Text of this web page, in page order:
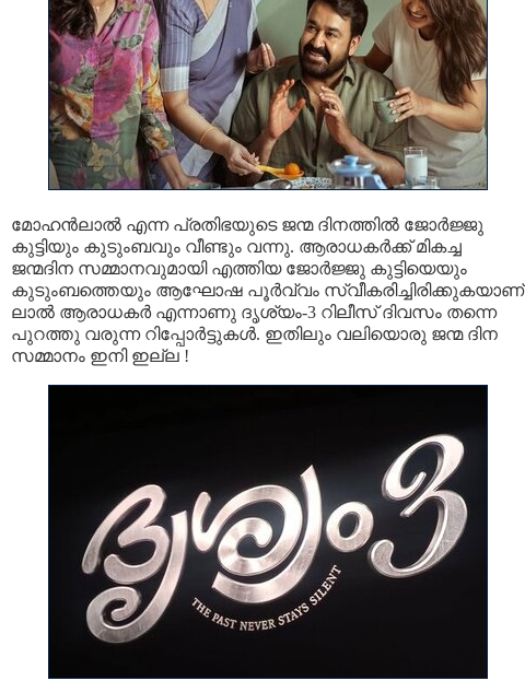
മോഹൻലാൽ എന്ന പ്രതിഭയുടെ ജന്മ ദിനത്തിൽ ജോർജ്ജു
കുട്ടിയും കുടുംബവും വീണ്ടും വന്നു. ആരാധകർക്ക് മികച്ച
ജന്മദിന സമ്മാനവുമായി എത്തിയ ജോർജ്ജു കുട്ടിയെയും
കുടുംബത്തെയും ആഘോഷ പൂർവ്വം സ്വീകരിച്ചിരിക്കുകയാണ്
ലാൽ ആരാധകർ എന്നാണു ദൃശ്യം-3 റിലീസ് ദിവസം തന്നെ
പുറത്തു വരുന്ന റിപ്പോർട്ടുകൾ. ഇതിലും വലിയൊരു ജന്മ ദിന
സമ്മാനം ഇനി ഇല്ല !